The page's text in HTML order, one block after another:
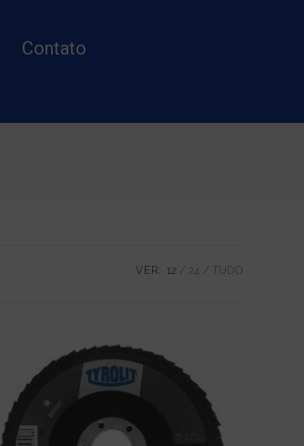
Contato
VER: 12 24 TUDO